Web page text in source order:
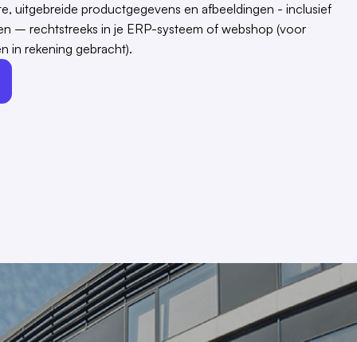
uitgebreide productgegevens en afbeeldingen - inclusief
– rechtstreeks in je ERP-systeem of webshop (voor
in rekening gebracht).